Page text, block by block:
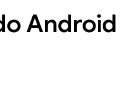
Android